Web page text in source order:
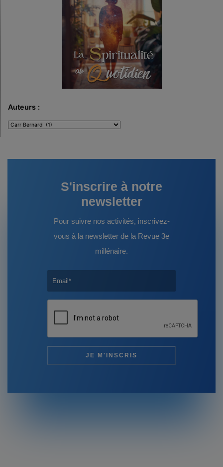
Auteurs :
Auteurs
:
S'inscrire à notre
newsletter
Pour suivre nos activités, inscrivez-
vous à la newsletter de la Revue 3e
millénaire.